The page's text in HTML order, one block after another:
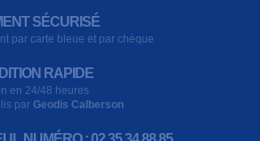
SÉCURISÉ
par carte bleue et par chèque
RAPIDE
en 24/48 heures
par Geodis Calberson